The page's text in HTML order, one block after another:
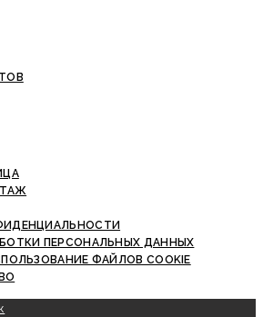
ПЕРСОНАЛЬНЫХ ДАННЫХ
ФАЙЛОВ COOKIE